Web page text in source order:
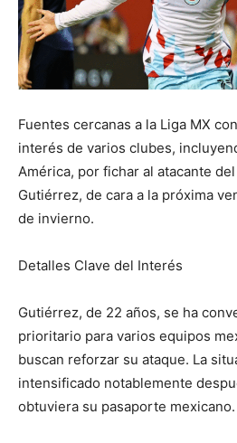
Fuentes cercanas a la Liga MX
interés de varios clubes,
América, por fichar al atacante
Gutiérrez, de cara a la próxima
de invierno.
Detalles Clave del Interés
Gutiérrez, de 22 años, se ha
prioritario para varios equipos
buscan reforzar su ataque. La
intensificado notablemente
obtuviera su pasaporte mexicano.